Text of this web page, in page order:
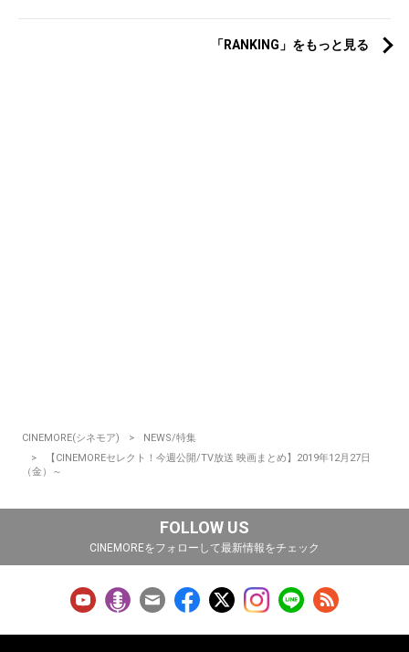
「RANKING」をもっと見る
CINEMORE(シネモア)
NEWS/特集
【CINEMOREセレクト！今週公開/TV放送 映画まとめ】2019年12月27日
（金）～
FOLLOW US
CINEMOREをフォローして最新情報をチェック